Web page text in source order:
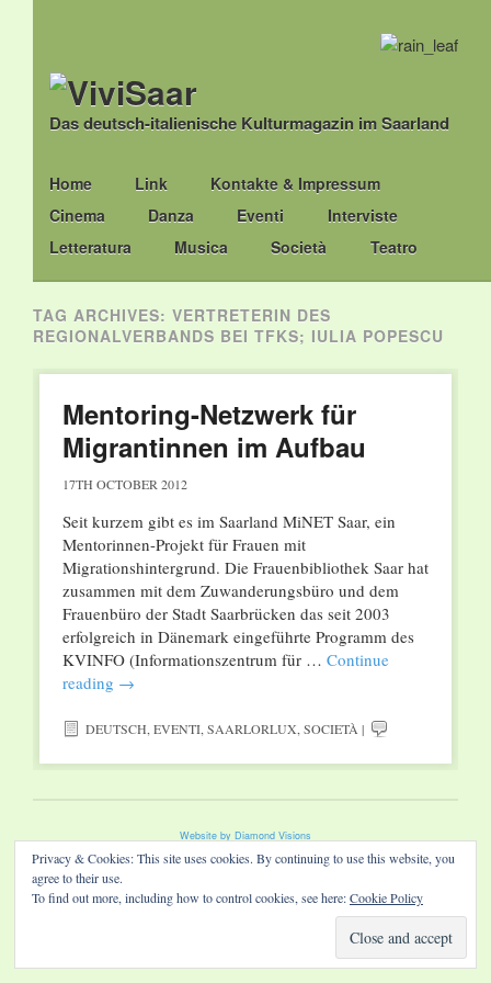
Das deutsch-italienische Kulturmagazin im Saarland
Main menu
Skip
to
content
Home Link
Kontakte & Impressum
Cinema
Danza Eventi
Interviste
Letteratura
Musica Società Teatro
TAG ARCHIVES: VERTRETERIN DES
REGIONALVERBANDS BEI TFKS; IULIA POPESCU
Mentoring-Netzwerk für
Migrantinnen im Aufbau
17TH OCTOBER 2012
Seit kurzem gibt es im Saarland MiNET Saar, ein
Mentorinnen-Projekt für Frauen mit
Migrationshintergrund. Die Frauenbibliothek Saar hat
zusammen mit dem Zuwanderungsbüro und dem
Frauenbüro der Stadt Saarbrücken das seit 2003
erfolgreich in Dänemark eingeführte Programm des
KVINFO (Informationszentrum für … Continue
reading →
DEUTSCH,EVENTI,SAARLORLUX,SOCIETÀ |
Website by Diamond Visions
Privacy & Cookies: This site uses cookies. By continuing to use this website, you
agree to their use.
To find out more, including how to control cookies, see here:Cookie Policy